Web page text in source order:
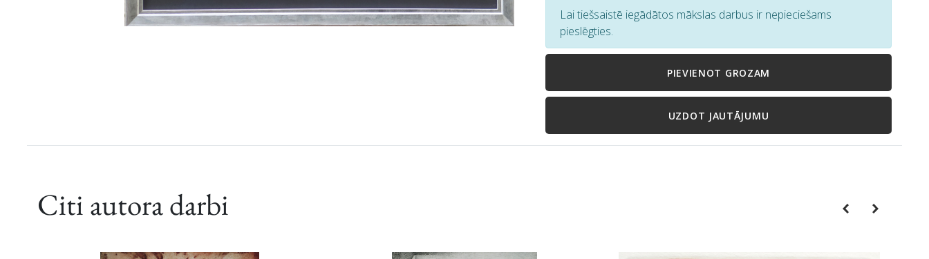
Lai tiešsaistē iegādātos mākslas darbus ir nepieciešams
pieslēgties.
PIEVIENOT GROZAM
UZDOT JAUTĀJUMU
Citi autora darbi PreviousNext